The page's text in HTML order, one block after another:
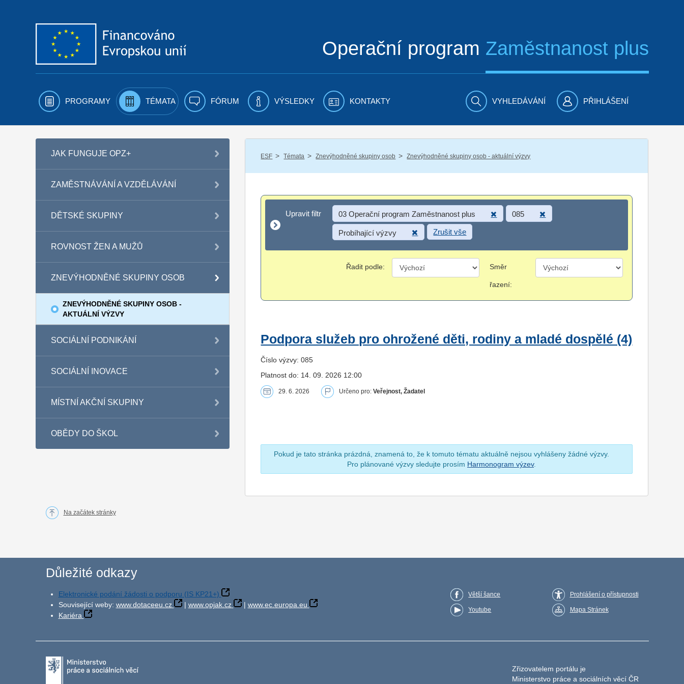
Operační program Zaměstnanost plus
PROGRAMY TÉMATA FÓRUM VÝSLEDKY KONTAKTY VYHLEDÁVÁNÍ PŘIHLÁŠENÍ
JAK FUNGUJE OPZ+
ZAMĚSTNÁVÁNÍ A VZDĚLÁVÁNÍ
DĚTSKÉ SKUPINY
ROVNOST ŽEN A MUŽŮ
ZNEVÝHODNĚNÉ SKUPINY OSOB
ZNEVÝHODNĚNÉ SKUPINY OSOB -
AKTUÁLNÍ VÝZVY
SOCIÁLNÍ PODNIKÁNÍ
SOCIÁLNÍ INOVACE
MÍSTNÍ AKČNÍ SKUPINY
OBĚDY DO ŠKOL
ESF / Témata / Znevýhodněné skupiny osob / Znevýhodněné skupiny osob - aktuální výzvy
Upravit filtr
Upravit filtr 03 Operační program Zaměstnanost plus 085
Probíhající výzvy Zrušit vše
Řadit podle: Směr
řazení:
Podpora služeb pro ohrožené děti, rodiny a mladé dospělé (4)
Číslo výzvy: 085
Platnost do: 14. 09. 2026 12:00
29. 6. 2026 Určeno pro:Veřejnost, Žadatel
Pokud je tato stránka prázdná, znamená to, že k tomuto tématu aktuálně nejsou vyhlášeny žádné výzvy.
Pro plánované výzvy sledujte prosím Harmonogram výzev.
Na začátek stránky
Důležité odkazy
Elektronické podání žádosti o podporu (IS KP21+)
Související weby: www.dotaceeu.cz | www.opjak.cz | www.ec.europa.eu
Kariéra
Větší šance
Youtube
Prohlášení o přístupnosti
Mapa Stránek
Zřizovatelem portálu je
Ministerstvo práce a sociálních věcí ČR